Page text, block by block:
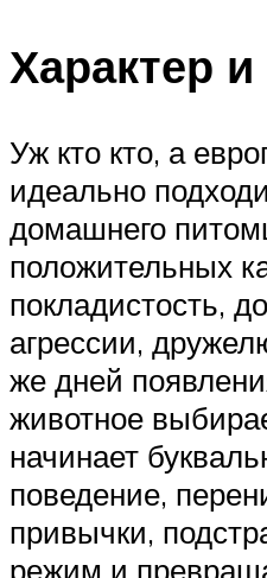
Характер
Уж кто кто, а
идеально
домашнего
положительных
покладистость,
агрессии,
же дней
животное
начинает
поведение,
привычки,
режим и